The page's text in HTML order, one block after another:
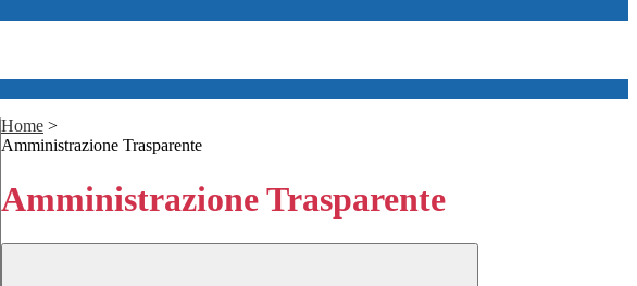
Home >
Amministrazione Trasparente
Amministrazione Trasparente